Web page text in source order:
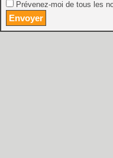
Prévenez-moi de tous les